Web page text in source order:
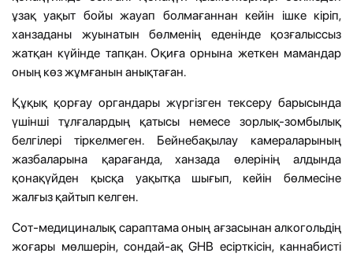
ұзақ уақыт бойы жауап болмағаннан кейін ішке кіріп,
ханзаданы жуынатын бөлменің еденінде қозғалыссыз
жатқан күйінде тапқан. Оқиға орнына жеткен мамандар
оның көз жұмғанын анықтаған.
Құқық қорғау органдары жүргізген тексеру барысында
үшінші тұлғалардың қатысы немесе зорлық-зомбылық
белгілері тіркелмеген. Бейнебақылау камераларының
жазбаларына қарағанда, ханзада өлерінің алдында
қонақүйден қысқа уақытқа шығып, кейін бөлмесіне
жалғыз қайтып келген.
Сот-медициналық сараптама оның ағзасынан алкогольдің
жоғары мөлшерін, сондай-ақ GHB есірткісін, каннабисті